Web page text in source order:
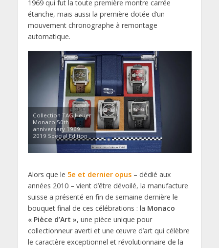
1969 qui fut la toute première montre carrée
étanche, mais aussi la première dotée d’un
mouvement chronographe à remontage
automatique.
Collection TAG Heuer
Monaco 50th
anniversary 1969-
2019 Special Edition
Alors que le 5e et dernier opus– dédié aux
années 2010 – vient d’être dévoilé, la manufacture
suisse a présenté en fin de semaine dernière le
bouquet final de ces célébrations : la Monaco
« Pièce d’Art », une pièce unique pour
collectionneur averti et une œuvre d’art qui célèbre
le caractère exceptionnel et révolutionnaire de la